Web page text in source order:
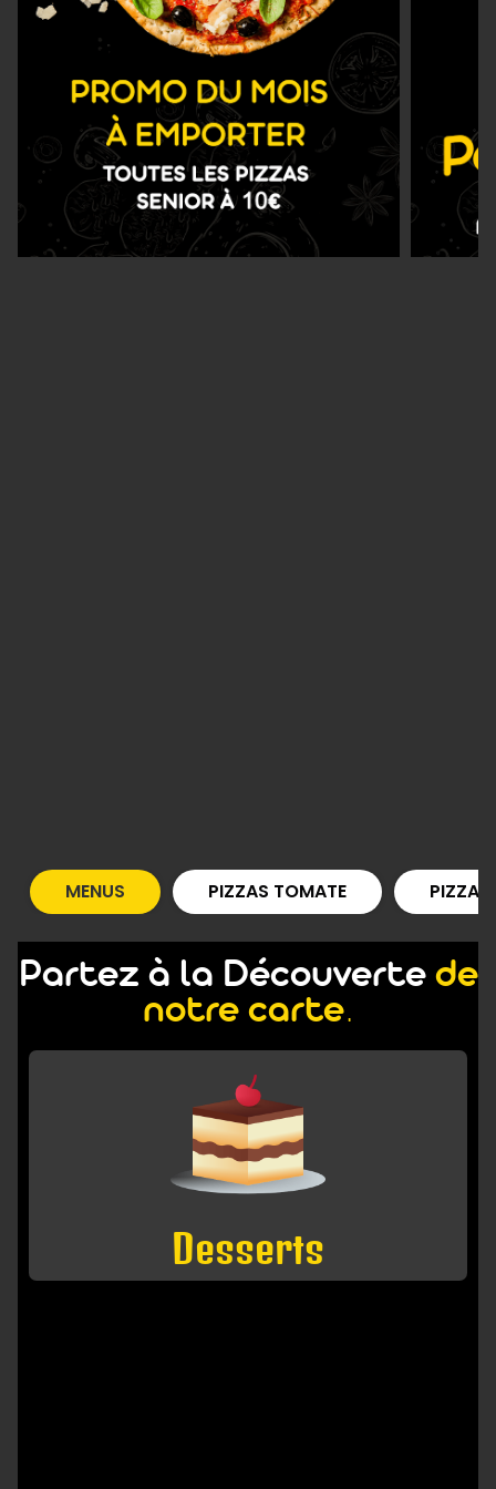
Nous Trouver
MENUS PIZZAS TOMATE PIZZAS
Partez à la Découverte de
notre carte.
Desserts